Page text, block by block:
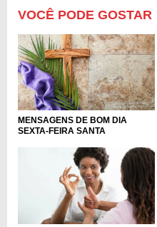
VOCÊ PODE GOSTAR
MENSAGENS DE BOM DIA
SEXTA-FEIRA SANTA